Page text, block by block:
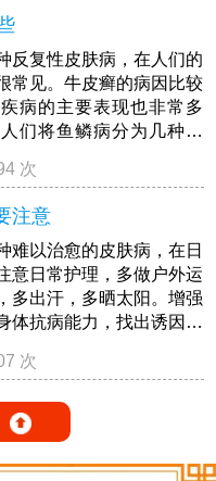
影响。牛皮癣病虽然是一
疾病，但还是有很多人会
一种普通的皮肤疾病，不
也会自愈的。
反复性皮肤病，在人们的
常见。牛皮癣的病因比较
病的主要表现也非常多
们将鱼鳞病分为几种类
病。这一次，人们关键是
鳞病，这种类型比较少
病发都是不分年纪的，因
是极有可能身患红皮病型
次
注意
难以治愈的皮肤病，在日
意日常护理，多做户外运
多出汗，多晒太阳。增强
体抗病能力，找出诱因，
发、纹身等各种强烈的物
不要挑食，避免吸烟和适
次